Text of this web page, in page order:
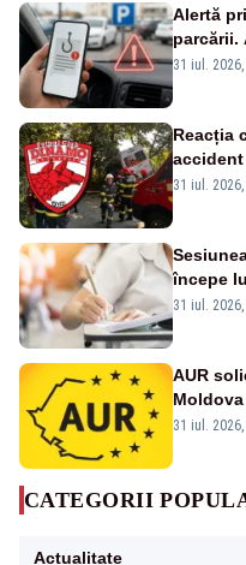
Alertă
parcării.
noi
31 iul.
Reacția
ului
31 iul.
începe
orale la
31 iul.
AUR
31 iul.
CATEGORII
Actualitate